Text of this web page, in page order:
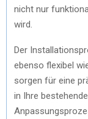
nicht nur
wird.
Der
ebenso flexibel
sorgen für eine
in Ihre